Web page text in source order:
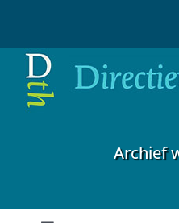
inhoud
Archief